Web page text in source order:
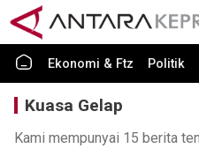
Ekonomi & Ftz Politik
Kuasa Gelap
Kami mempunyai 15 berita